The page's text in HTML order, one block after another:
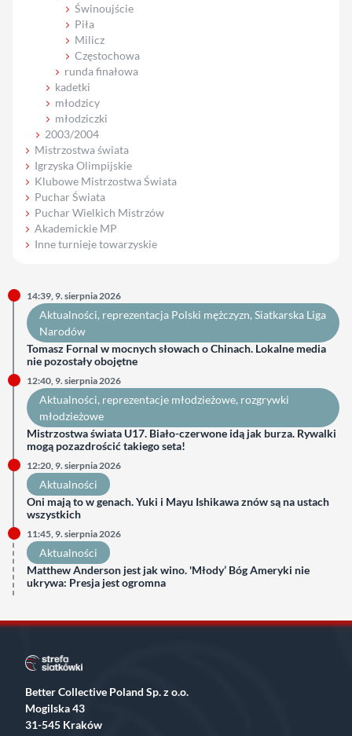
Świnoujście
Piła
Milicz
Częstochowa
runda finałowa
kadetki
młodzicy
młodziczki
2003/2004
Mistrzostwa świata
Igrzyska Olimpijskie
Klubowe Mistrzostwa Świata
Puchar Świata
Puchar Wielkich Mistrzów
Akademickie MP
Inne turnieje towarzyskie
14:39, 9. sierpnia 2026
Aktualności, reprezentacja Polski mężczyzn, Siatkarska Liga
Narodów
Tomasz Fornal w mocnych słowach o Chinach. Lokalne media
nie pozostały obojętne
12:40, 9. sierpnia 2026
Aktualności, reprezentacje młodzieżowe, rozgrywki
młodzieżowe
Mistrzostwa świata U17. Biało-czerwone idą jak burza. Rywalki
mogą pozazdrościć takiego seta!
12:20, 9. sierpnia 2026
Aktualności
Oni mają to w genach. Yuki i Mayu Ishikawa znów są na ustach
wszystkich
11:45, 9. sierpnia 2026
Aktualności
Matthew Anderson jest jak wino. 'Młody’ Bóg Ameryki nie
ukrywa: Presja jest ogromna
Better Collective Poland Sp. z o.o.
Mogilska 43
31-545 Kraków